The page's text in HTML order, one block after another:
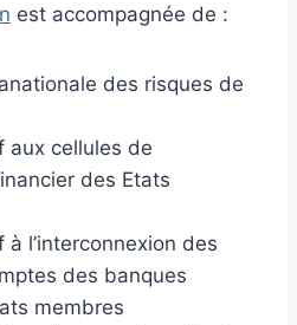
est accompagnée de :
des risques de
aux cellules de
des Etats
l’interconnexion des
des banques
membres